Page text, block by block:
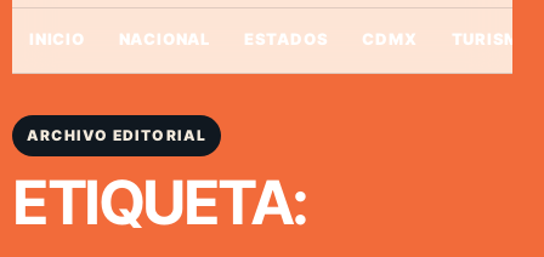
INICIO NACIONAL ESTADOS CDMX TURISMO
ARCHIVO EDITORIAL
ETIQUETA: